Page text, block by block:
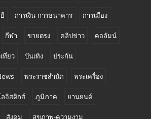
การเงิน-การธนาคาร การเมือง
กีฬา ขายตรง คลิปข่าว คอลัมน์
ที่ยว บันเทิง ประกัน
พระราชสำนัก พระเครื่อง
จิสติกส์ ภูมิภาค ยานยนต์
สังคม สุขภาพ-ความงาม